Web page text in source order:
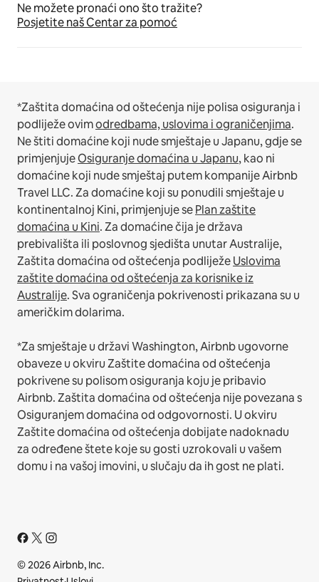
Ne možete pronaći ono što tražite?
Posjetite naš Centar za pomoć
*Zaštita domaćina od oštećenja nije polisa osiguranja i
podliježe ovimodredbama, uslovima i ograničenjima.
Ne štiti domaćine koji nude smještaje u Japanu, gdje se
primjenjujeOsiguranje domaćina u Japanu, kao ni
domaćine koji nude smještaj putem kompanije Airbnb
Travel LLC.Za domaćine koji su ponudili smještaje u
kontinentalnoj Kini, primjenjuje sePlan zaštite
domaćina u Kini.Za domaćine čija je država
prebivališta ili poslovnog sjedišta unutar Australije,
Zaštita domaćina od oštećenja podliježeUslovima
zaštite domaćina od oštećenja za korisnike iz
Australije. Sva ograničenja pokrivenosti prikazana su u
američkim dolarima.
*Za smještaje u državi Washington, Airbnb ugovorne
obaveze u okviru Zaštite domaćina od oštećenja
pokrivene su polisom osiguranja koju je pribavio
Airbnb. Zaštita domaćina od oštećenja nije povezana s
Osiguranjem domaćina od odgovornosti. U okviru
Zaštite domaćina od oštećenja dobijate nadoknadu
za određene štete koje su gosti uzrokovali u vašem
domu i na vašoj imovini, u slučaju da ih gost ne plati.
© 2026 Airbnb, Inc.